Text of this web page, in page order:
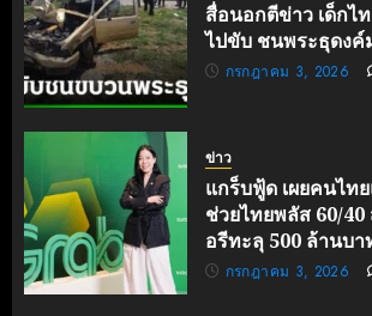
สื่อนอกตีข่าว เด็กไ
ไปขับ ชนพระธุดง
กรกฎาคม 3, 2026
ข่าว
แกร็บฟู้ด เผยคนไท
ช่วยไทยพลัส 60/40
อรีทะลุ 500 ล้านบา
กรกฎาคม 3, 2026